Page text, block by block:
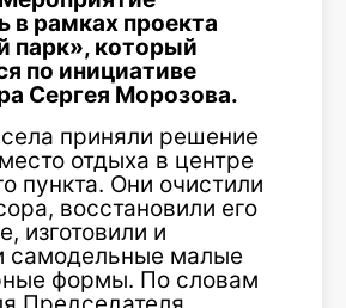
в рамках проекта
парк», который
по инициативе
Сергея Морозова.
приняли решение
отдыха в центре
пункта. Они очистили
восстановили его
изготовили и
самодельные малые
формы. По словам